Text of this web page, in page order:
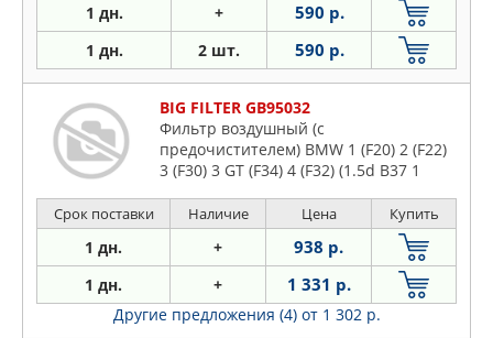
1 дн. + 590 р.
1 дн. 2 шт. 590 р.
BIG FILTER GB95032
Фильтр воздушный (с
предочистителем) BMW 1 (F20) 2 (F22)
3 (F30) 3 GT (F34) 4 (F32) (1.5d B37 1
Срок поставки Наличие Цена Купить
1 дн. + 938 р.
1 дн. + 1 331 р.
Другие предложения (4) от 1 302 р.